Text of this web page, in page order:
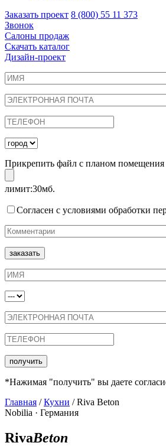
Заказать проект 8 (800) 55 11 373
Звонок
Салоны продаж
Скачать каталог
Дизайн-проект
Прикрепить файл с планом помещения
лимит:30мб.
Согласен с условиями обработки
*Нажимая "получить" вы даете
Главная /Кухни / Riva Beton
Nobilia · Германия
RivaBeton